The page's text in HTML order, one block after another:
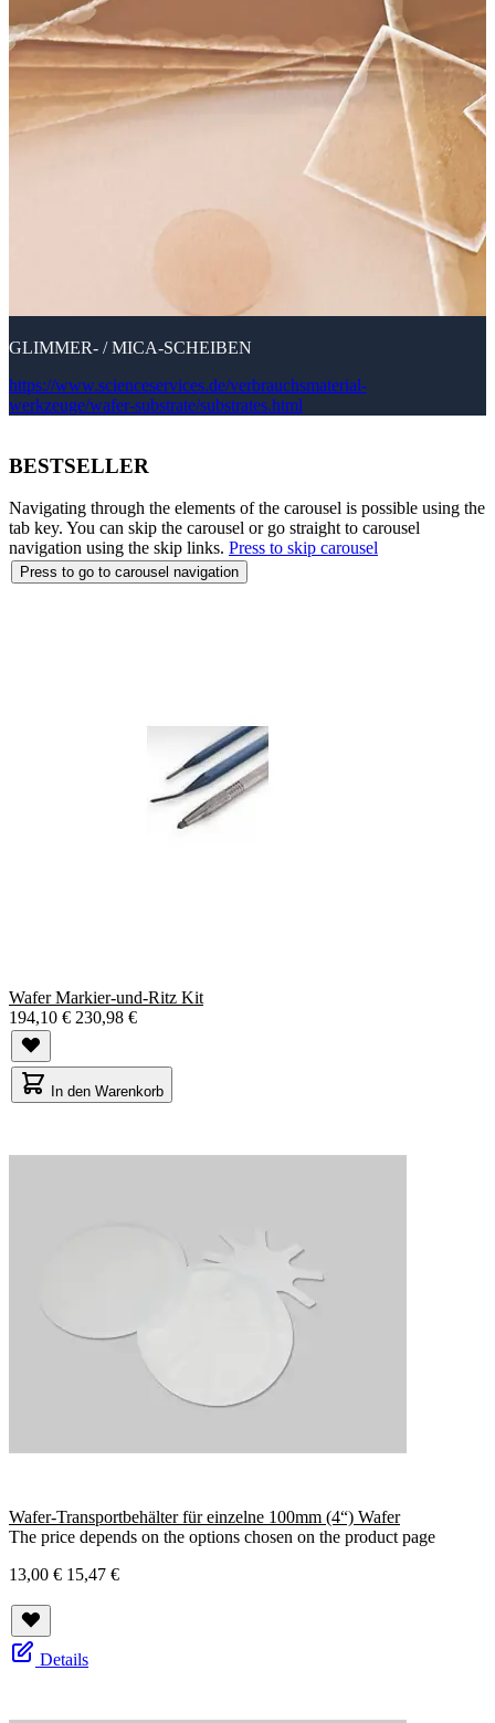
GLIMMER- / MICA-SCHEIBEN
https://www.scienceservices.de/verbrauchsmaterial-
werkzeuge/wafer-substrate/substrates.html
BESTSELLER
Navigating through the elements of the carousel is possible using the
tab key. You can skip the carousel or go straight to carousel
navigation using the skip links. Press to skip carousel
Press to go to carousel navigation
Wafer Markier-und-Ritz Kit
194,10 € 230,98 €
In den Warenkorb
Wafer-Transportbehälter für einzelne 100mm (4“) Wafer
The price depends on the options chosen on the product page
13,00 € 15,47 €
Details